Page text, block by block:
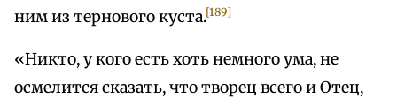
ним из тернового куста.[189]
«Никто, у кого есть хоть немного ума, не
осмелится сказать, что творец всего и Отец,